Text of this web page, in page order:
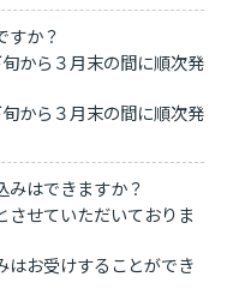
すか？
から３月末の間に順次発
から３月末の間に順次発
みはできますか？
させていただいておりま
はお受けすることができ